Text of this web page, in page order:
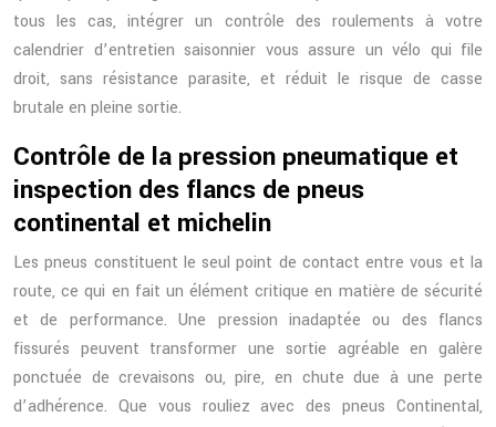
tous les cas, intégrer un contrôle des roulements à votre
calendrier d’entretien saisonnier vous assure un vélo qui file
droit, sans résistance parasite, et réduit le risque de casse
brutale en pleine sortie.
Contrôle de la pression pneumatique et
inspection des flancs de pneus
continental et michelin
Les pneus constituent le seul point de contact entre vous et la
route, ce qui en fait un élément critique en matière de sécurité
et de performance. Une pression inadaptée ou des flancs
fissurés peuvent transformer une sortie agréable en galère
ponctuée de crevaisons ou, pire, en chute due à une perte
d’adhérence. Que vous rouliez avec des pneus Continental,